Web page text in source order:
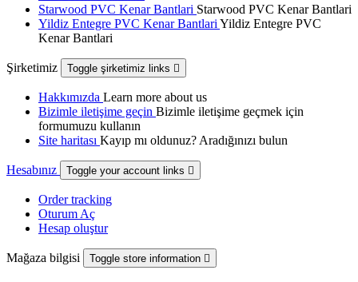
Starwood PVC Kenar Bantlari Starwood PVC Kenar Bantlari
Yildiz Entegre PVC Kenar Bantlari Yildiz Entegre PVC
Kenar Bantlari
Şirketimiz Toggle şirketimiz links 
Hakkımızda Learn more about us
Bizimle iletişime geçin Bizimle iletişime geçmek için
formumuzu kullanın
Site haritası Kayıp mı oldunuz? Aradığınızı bulun
Hesabınız Toggle your account links 
Order tracking
Oturum Aç
Hesap oluştur
Mağaza bilgisi Toggle store information 